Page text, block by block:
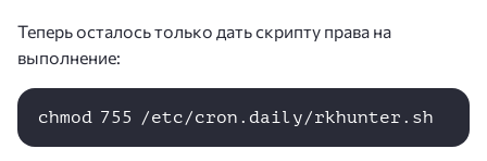
Теперь осталось только дать скрипту права на
выполнение:
chmod 755 /etc/cron.daily/rkhunter.sh